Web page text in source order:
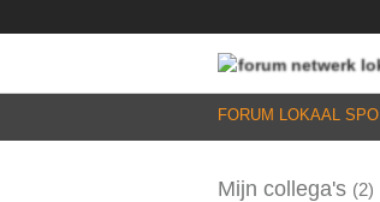
FORUM LOKAAL
Mijn collega's (2)